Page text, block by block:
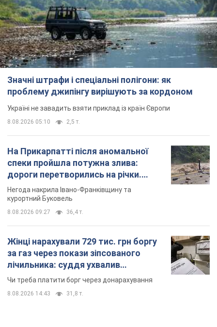
Значні штрафи і спеціальні полігони: як
проблему джипінгу вирішують за кордоном
Україні не завадить взяти приклад із країн Європи
8.08.2026 05:10 2,5 т.
На Прикарпатті після аномальної
спеки пройшла потужна злива:
дороги перетворились на річки.
Відео
Негода накрила Івано-Франківщину та
курортний Буковель
8.08.2026 09:27 36,4 т.
Жінці нарахували 729 тис. грн боргу
за газ через покази зіпсованого
лічильника: суддя ухвалив
неочікуване рішення
Чи треба платити борг через донарахування
8.08.2026 14:43 31,8 т.